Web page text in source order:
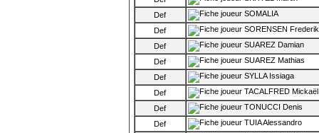
Def
SOMALIA
Def
SORENSEN Frederik
Def
SUAREZ Damian
Def
SUAREZ Mathias
Def
SYLLA Issiaga
Def
TACALFRED Mickaël
Def
TONUCCI Denis
Def
TUIA Alessandro